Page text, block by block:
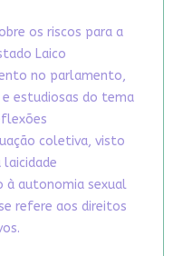
os riscos para a
Laico
no parlamento,
e estudiosas do tema
coletiva, visto
laicidade
à autonomia sexual
refere aos direitos